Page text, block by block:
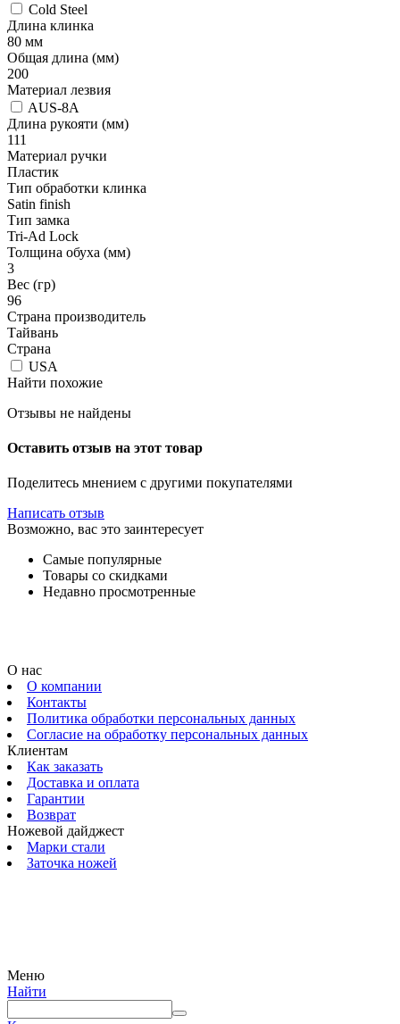
Cold Steel
Длина клинка
80 мм
Общая длина (мм)
200
Материал лезвия
AUS-8A
Длина рукояти (мм)
111
Материал ручки
Пластик
Тип обработки клинка
Satin finish
Тип замка
Tri-Ad Lock
Толщина обуха (мм)
3
Вес (гр)
96
Страна производитель
Тайвань
Страна
USA
Найти похожие
Отзывы не найдены
Оставить отзыв на этот товар
Поделитесь мнением с другими покупателями
Написать отзыв
Возможно, вас это заинтересует
Самые популярные
Товары со скидками
Недавно просмотренные
О нас
О компании
Контакты
Политика обработки персональных данных
Согласие на обработку персональных данных
Клиентам
Как заказать
Доставка и оплата
Гарантии
Возврат
Ножевой дайджест
Марки стали
Заточка ножей
Меню
Найти